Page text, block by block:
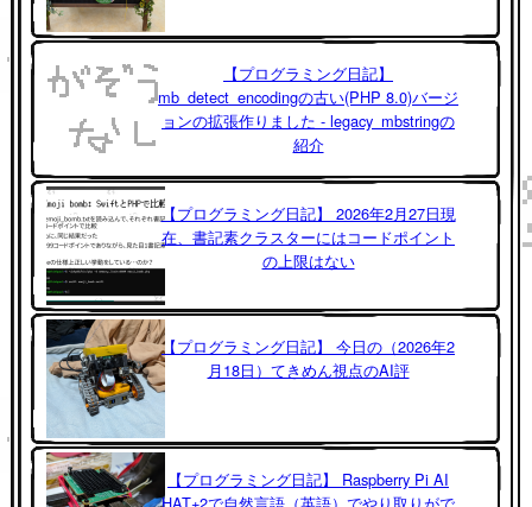
【プログラミング日記】
mb_detect_encodingの古い(PHP 8.0)バージ
ョンの拡張作りました - legacy_mbstringの
紹介
【プログラミング日記】 2026年2月27日現
在、書記素クラスターにはコードポイント
の上限はない
【プログラミング日記】 今日の（2026年2
月18日）てきめん視点のAI評
【プログラミング日記】 Raspberry Pi AI
HAT+2で自然言語（英語）でやり取りがで